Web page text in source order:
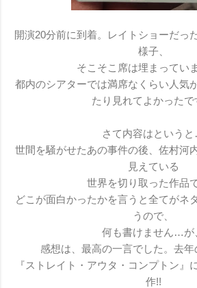
開演20分前に到着。レイトショーだっ
様子、
そこそこ席は埋まってい
都内のシアターでは満席なくらい人気
たり見れてよかったで
さて内容はという
世間を騒がせたあの事件の後、佐村河
見えている
世界を切り取った作品で
どこが面白かったかを言うと全てがネ
うので、
何も書けません…が
感想は、最高の一言でした。去
『ストレイト・アウタ・コンプトン』
作!!